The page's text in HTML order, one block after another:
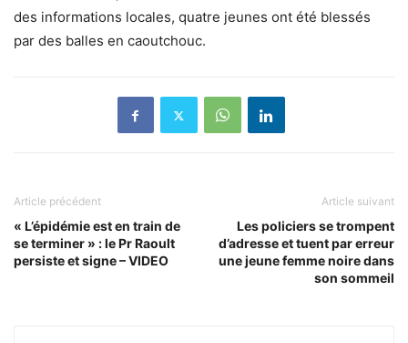
des informations locales, quatre jeunes ont été blessés
par des balles en caoutchouc.
Article précédent
« L’épidémie est en train de
se terminer » : le Pr Raoult
persiste et signe – VIDEO
Article suivant
Les policiers se trompent
d’adresse et tuent par erreur
une jeune femme noire dans
son sommeil